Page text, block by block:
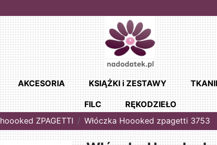
AKCESORIA KSIĄŻKI i ZESTAWY
FILC
RĘKODZIEŁO
hoooked ZPAGETTI Włóczka Hoooked zpagetti 3753